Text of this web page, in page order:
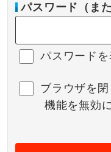
パスワード（ま
パスワード
ブラウザを
機能を無効